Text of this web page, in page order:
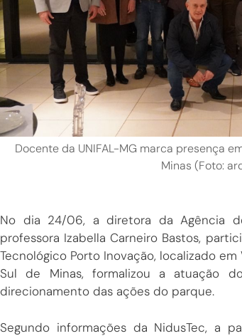
Docente da UNIFAL-MG marca presença
Minas (Foto:
No dia 24/06, a diretora da Agência
professora Izabella Carneiro Bastos,
Tecnológico Porto Inovação, localizado
Sul de Minas, formalizou a atuação
direcionamento das ações do parque.
Segundo informações da NidusTec, a